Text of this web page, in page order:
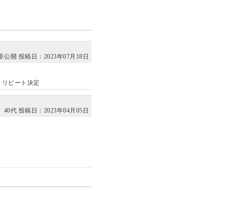
公開 投稿日：2023年07月18日
ピート決定
40代 投稿日：2023年04月05日